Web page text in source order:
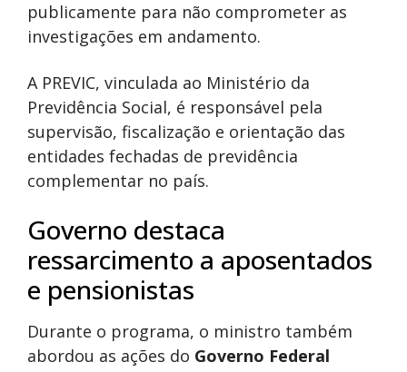
publicamente para não comprometer as
investigações em andamento.
A PREVIC, vinculada ao Ministério da
Previdência Social, é responsável pela
supervisão, fiscalização e orientação das
entidades fechadas de previdência
complementar no país.
Governo destaca
ressarcimento a aposentados
e pensionistas
Durante o programa, o ministro também
abordou as ações do Governo Federal